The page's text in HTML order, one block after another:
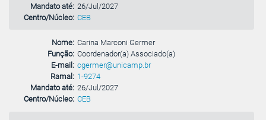
Mandato até: 26/Jul/2027
Centro/Núcleo: CEB
Nome: Carina Marconi Germer
Função: Coordenador(a) Associado(a)
E-mail: cgermer@unicamp.br
Ramal: 1-9274
Mandato até: 26/Jul/2027
Centro/Núcleo: CEB